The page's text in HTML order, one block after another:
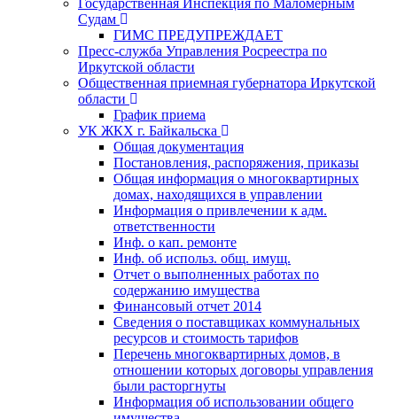
Судам
ГИМС ПРЕДУПРЕЖДАЕТ
Пресс-служба Управления Росреестра по
Иркутской области
Общественная приемная губернатора Иркутской
области
График приема
УК ЖКХ г. Байкальска
Общая документация
Постановления, распоряжения, приказы
Общая информация о многоквартирных
домах, находящихся в управлении
Информация о привлечении к адм.
ответственности
Инф. о кап. ремонте
Инф. об использ. общ. имущ.
Отчет о выполненных работах по
содержанию имущества
Финансовый отчет 2014
Сведения о поставщиках коммунальных
ресурсов и стоимость тарифов
Перечень многоквартирных домов, в
отношении которых договоры управления
были расторгнуты
Информация об использовании общего